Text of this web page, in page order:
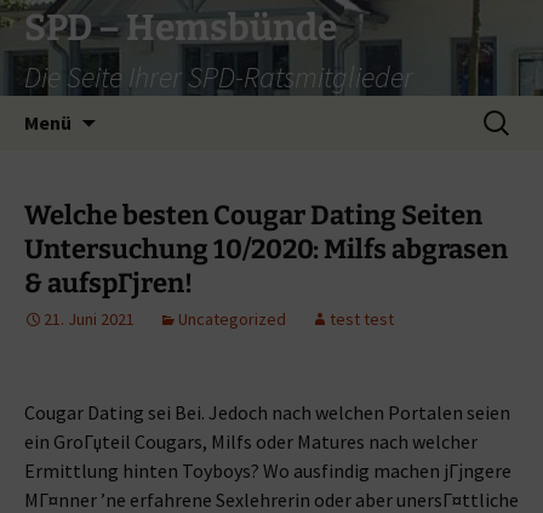
Zum
Inhalt
springen
SPD – Hemsbünde
Die Seite Ihrer SPD-Ratsmitglieder
Menü
Suche
nach:
Welche besten Cougar Dating Seiten
Untersuchung 10/2020: Milfs abgrasen
& aufspГјren!
21. Juni 2021 Uncategorized test test
Cougar Dating sei Bei. Jedoch nach welchen Portalen seien
ein GroГџteil Cougars, Milfs oder Matures nach welcher
Ermittlung hinten Toyboys? Wo ausfindig machen jГјngere
MГ¤nner ’ne erfahrene Sexlehrerin oder aber unersГ¤ttliche